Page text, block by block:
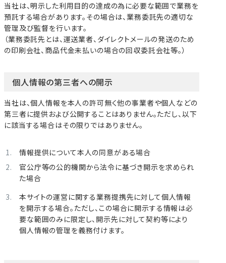
当社は、明示した利用目的の達成の為に必要な範囲で業務を
預託する場合があります。その場合は、業務委託先の適切な
管理及び監督を行います。
（業務委託先とは、運送業者、ダイレクトメールの発送のため
の印刷会社、商品代金未払いの場合の回収委託会社等。）
個人情報の第三者への開示
当社は、個人情報を本人の許可無く他の事業者や個人などの
第三者に提供および公開することはありません。ただし、以下
に該当する場合はその限りではありません。
情報提供について本人の同意がある場合
官公庁等の公的機関から法令に基づき開示を求められ
た場合
本サイトの運営に関する業務提携先に対して個人情報
を開示する場合。ただし、この場合に開示する情報は必
要な範囲のみに限定し、開示先に対して契約等により
個人情報の管理を義務付けます。